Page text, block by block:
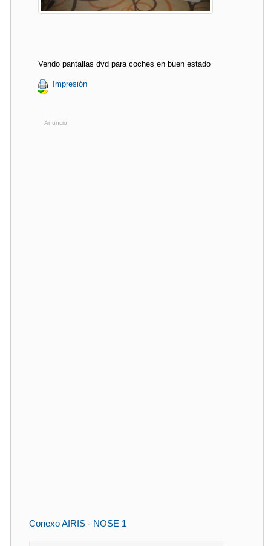
Vendo pantallas dvd para coches en buen estado
Impresión
Anuncio
Conexo AIRIS - NOSE 1